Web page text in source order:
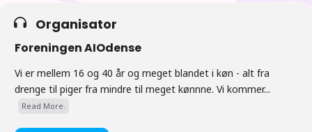
Tiderne er vejledende
Organisator
Foreningen AIOdense
Vi er mellem 16 og 40 år og meget blandet i køn - alt fra
drenge til piger fra mindre til meget kønnne. Vi kommer...
Read More.